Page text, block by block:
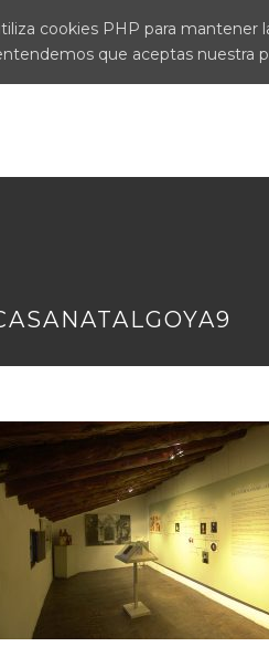
cookies PHP para mantener
que aceptas nuestra